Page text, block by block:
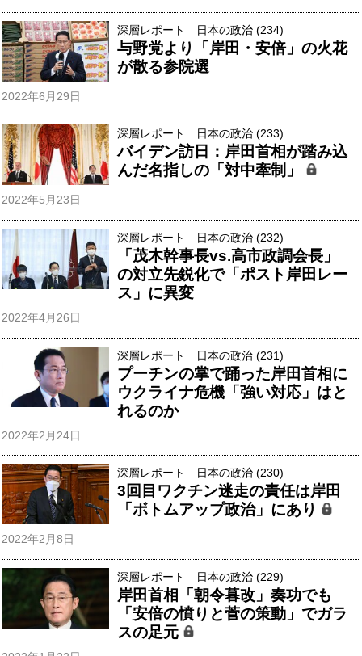
深層レポート 日本の政治 (234)
与野党より「岸田・安倍」の火花
が散る参院選
2022年6月29日
深層レポート 日本の政治 (233)
バイデン訪日：岸田首相が踏み込
んだ名指しの「対中牽制」
2022年5月23日
深層レポート 日本の政治 (232)
「茂木幹事長vs.高市政調会長」
の対立先鋭化で「ポスト岸田レー
ス」に異変
2022年4月26日
深層レポート 日本の政治 (231)
プーチンの掌で踊った岸田首相に
ウクライナ危機「強い対応」はと
れるのか
2022年2月24日
深層レポート 日本の政治 (230)
3回目ワクチン迷走の責任は岸田
「ボトムアップ政治」にあり
2022年2月8日
深層レポート 日本の政治 (229)
岸田首相「朝令暮改」奏功でも
「安倍の憤りと菅の策動」でガラ
スの足元